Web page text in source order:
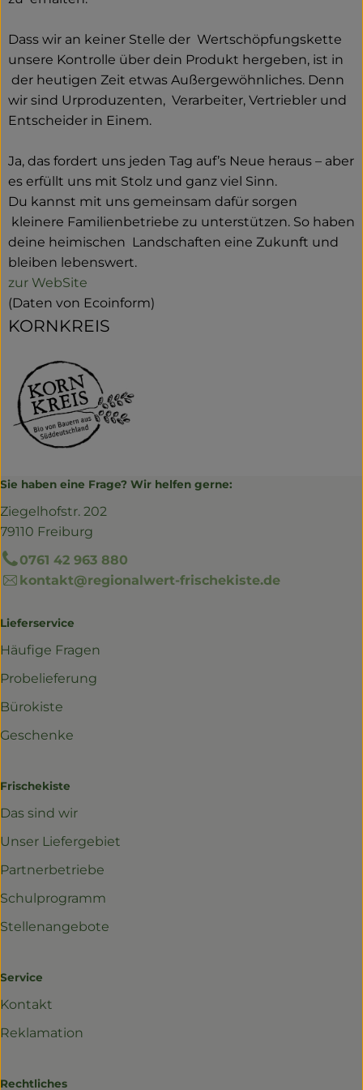
Dass wir an keiner Stelle der Wertschöpfungskette
unsere Kontrolle über dein Produkt hergeben, ist in
der heutigen Zeit etwas Außergewöhnliches. Denn
wir sind Urproduzenten, Verarbeiter, Vertriebler und
Entscheider in Einem.
Ja, das fordert uns jeden Tag auf’s Neue heraus – aber
es erfüllt uns mit Stolz und ganz viel Sinn.
Du kannst mit uns gemeinsam dafür sorgen
kleinere Familienbetriebe zu unterstützen. So haben
deine heimischen Landschaften eine Zukunft und
bleiben lebenswert.
zur WebSite
(Daten von Ecoinform)
KORNKREIS
Sie haben eine Frage? Wir helfen gerne:
Ziegelhofstr. 202
79110 Freiburg
0761 42 963 880
kontakt@regionalwert-frischekiste.de
Lieferservice
Häufige Fragen
Probelieferung
Bürokiste
Geschenke
Frischekiste
Das sind wir
Unser Liefergebiet
Partnerbetriebe
Schulprogramm
Stellenangebote
Service
Kontakt
Reklamation
Rechtliches